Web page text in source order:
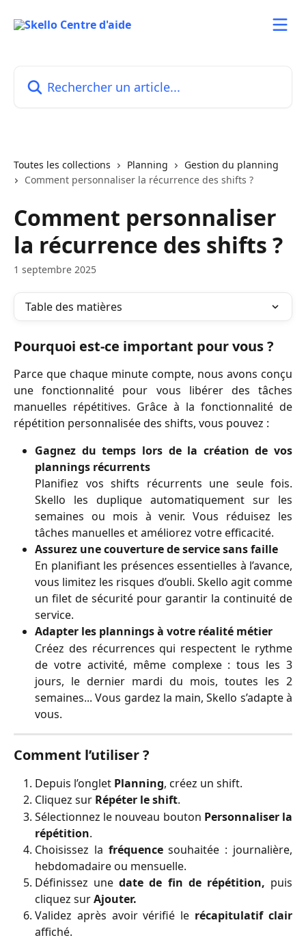
Toutes les collections Planning
Gestion du planning
Comment personnaliser la récurrence des shifts ?
Comment personnaliser
la récurrence des shifts ?
1 septembre 2025
Table des matières
Pourquoi est-ce important pour vous ?
Parce que chaque minute compte, nous avons conçu
une fonctionnalité pour vous libérer des tâches
manuelles répétitives. Grâce à la fonctionnalité de
répétition personnalisée des shifts, vous pouvez :
Gagnez du temps lors de la création de vos
plannings récurrents
Planifiez vos shifts récurrents une seule fois.
Skello les duplique automatiquement sur les
semaines ou mois à venir. Vous réduisez les
tâches manuelles et améliorez votre efficacité.
Assurez une couverture de service sans faille
En planifiant les présences essentielles à l’avance,
vous limitez les risques d’oubli. Skello agit comme
un filet de sécurité pour garantir la continuité de
service.
Adapter les plannings à votre réalité métier
Créez des récurrences qui respectent le rythme
de votre activité, même complexe : tous les 3
jours, le dernier mardi du mois, toutes les 2
semaines... Vous gardez la main, Skello s’adapte à
vous.
Comment l’utiliser ?
Depuis l’onglet Planning, créez un shift.
Cliquez sur Répéter le shift.
Sélectionnez le nouveau bouton Personnaliser la
répétition.
Choisissez la fréquencesouhaitée : journalière,
hebdomadaire ou mensuelle.
Définissez unedate de fin de répétition, puis
cliquez surAjouter.
Validez après avoir vérifié le récapitulatif clair
affiché.